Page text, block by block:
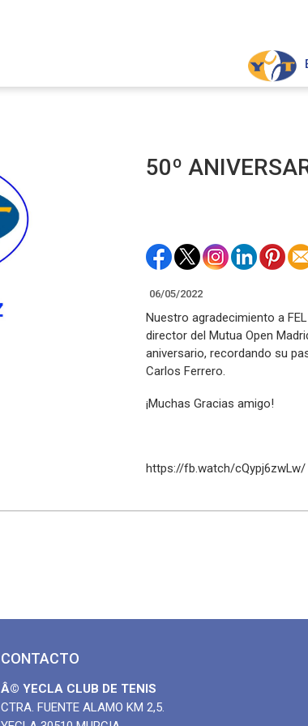
50º
06/05/2022
Nuestro agradecimiento a
director del Mutua Open
aniversario, recordando su
Carlos Ferrero.
¡Muchas Gracias amigo!
https://fb.watch/cQypj6zwLw/
CONTACTO
Â© YECLA CLUB DE TENIS
CTRA. FUENTE ALAMO KM 2,5.